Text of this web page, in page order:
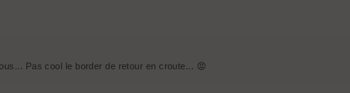
Pas cool le border de retour en croute... 😡